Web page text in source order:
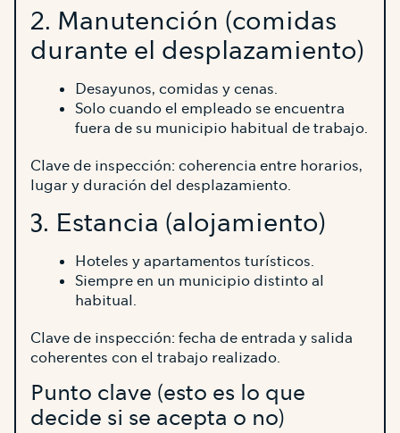
2. Manutención (comidas
durante el desplazamiento)
Desayunos, comidas y cenas.
Solo cuando el empleado se encuentra
fuera de su municipio habitual de trabajo.
Clave de inspección: coherencia entre horarios,
lugar y duración del desplazamiento.
3. Estancia (alojamiento)
Hoteles y apartamentos turísticos.
Siempre en un municipio distinto al
habitual.
Clave de inspección: fecha de entrada y salida
coherentes con el trabajo realizado.
Punto clave (esto es lo que
decide si se acepta o no)